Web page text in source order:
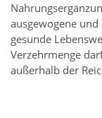
ausgewogene
gesunde
Verzehrmenge
außerhalb der